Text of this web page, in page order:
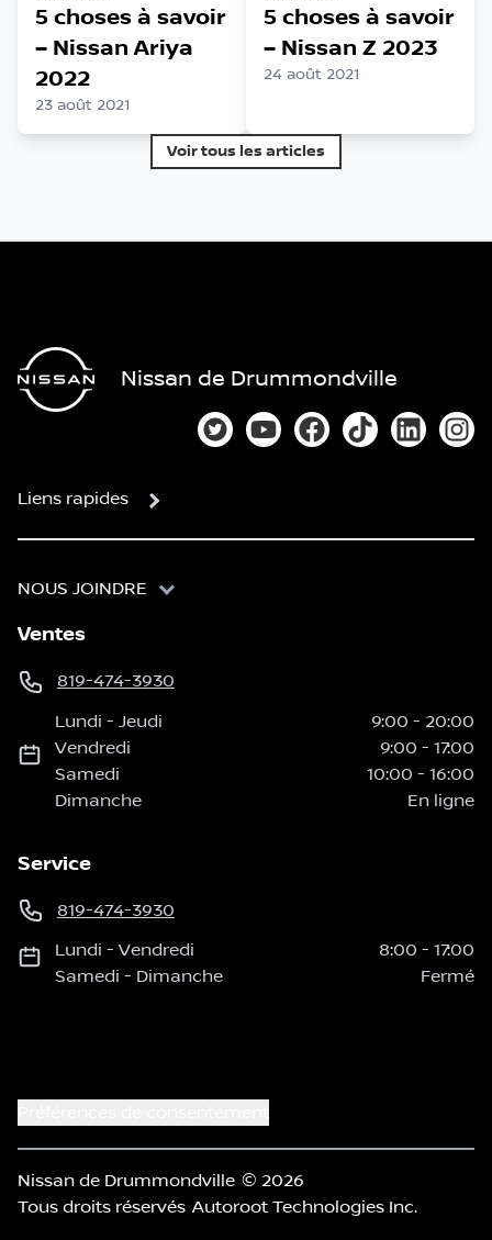
5 choses à savoir
– Nissan Ariya
2022
23 août 2021
5 choses à savoir
– Nissan Z 2023
24 août 2021
Voir tous les articles
Nissan de Drummondville
Lien vers notre compte Twitter
Lien vers notre chaîne
Lien vers notre page
Lien vers notre
Lien vers
Liens rapides
NOUS JOINDRE
Ventes
819-474-3930
Lundi -Jeudi 9:00 - 20:00
Vendredi
9:00 - 17:00
Samedi
10:00 - 16:00
Dimanche
En ligne
Service
819-474-3930
Lundi -Vendredi 8:00 - 17:00
Samedi - Dimanche Fermé
Nissan de Drummondville © 2026
Tous droits réservés Autoroot Technologies Inc.